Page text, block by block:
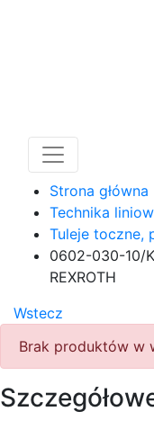
Strona główna
Technika
Tuleje toczne,
0602-030-10/
REXROTH
Wstecz
Brak produktów w